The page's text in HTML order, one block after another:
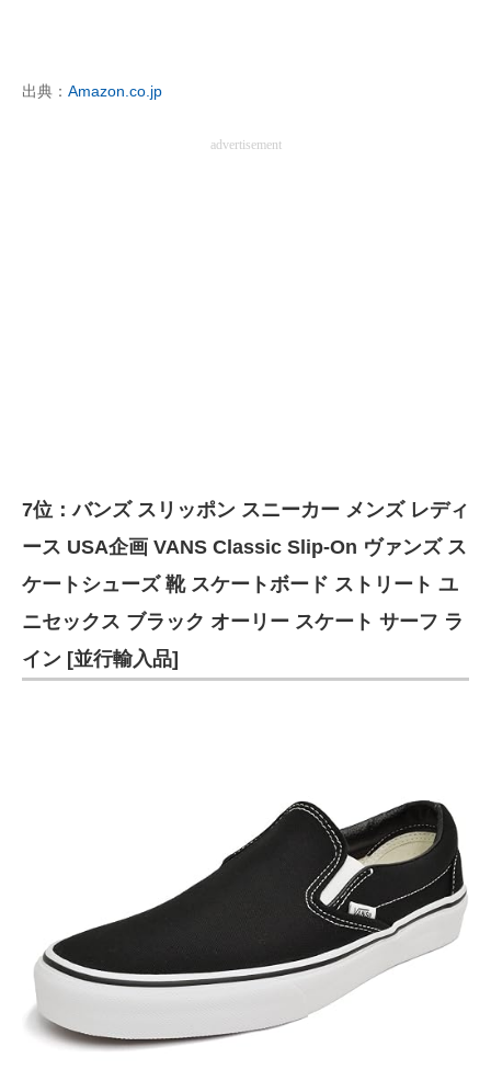
出典： Amazon.co.jp
advertisement
7位：バンズ スリッポン スニーカー メンズ レディ
ース USA企画 VANS Classic Slip-On ヴァンズ ス
ケートシューズ 靴 スケートボード ストリート ユ
ニセックス ブラック オーリー スケート サーフ ラ
イン [並行輸入品]